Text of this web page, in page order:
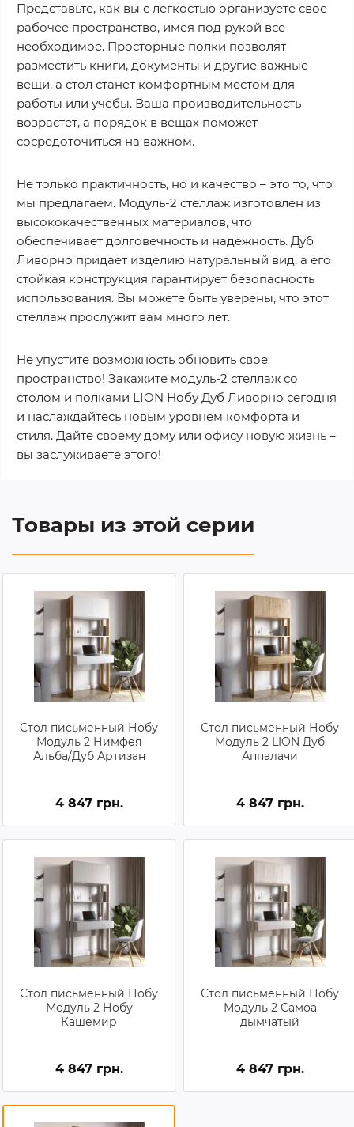
Представьте, как вы с легкостью организуете свое
рабочее пространство, имея под рукой все
необходимое. Просторные полки позволят
разместить книги, документы и другие важные
вещи, а стол станет комфортным местом для
работы или учебы. Ваша производительность
возрастет, а порядок в вещах поможет
сосредоточиться на важном.
Не только практичность, но и качество – это то, что
мы предлагаем. Модуль-2 стеллаж изготовлен из
высококачественных материалов, что
обеспечивает долговечность и надежность. Дуб
Ливорно придает изделию натуральный вид, а его
стойкая конструкция гарантирует безопасность
использования. Вы можете быть уверены, что этот
стеллаж прослужит вам много лет.
Не упустите возможность обновить свое
пространство! Закажите модуль-2 стеллаж со
столом и полками LION Нобу Дуб Ливорно сегодня
и наслаждайтесь новым уровнем комфорта и
стиля. Дайте своему дому или офису новую жизнь –
вы заслуживаете этого!
Товары из этой серии
Стол письменный Нобу
Модуль 2 Нимфея
Альба/Дуб Артизан
4 847 грн.
Стол письменный Нобу
Модуль 2 LION Дуб
Аппалачи
4 847 грн.
Стол письменный Нобу
Модуль 2 Нобу
Кашемир
4 847 грн.
Стол письменный Нобу
Модуль 2 Самоа
дымчатый
4 847 грн.